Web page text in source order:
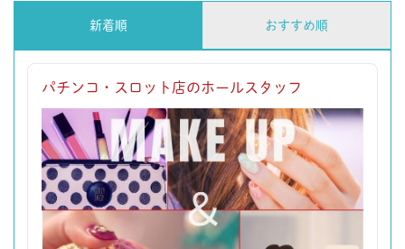
新着順 おすすめ順
パチンコ・スロット店のホールスタッフ